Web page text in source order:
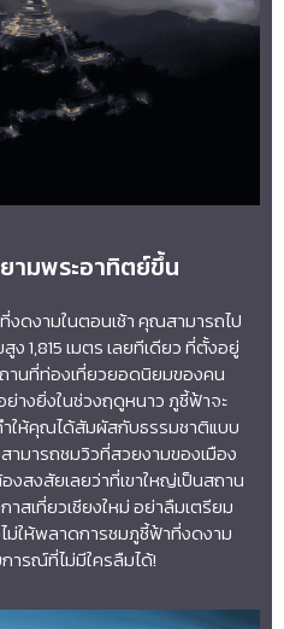
ามพระอาทิตย์ขึ้น
ดงามในตอนเช้า คุณสามารถไป
1,815 เมตร เลยทีเดียว ที่ตั้งอยู่
ถานที่ท่องเที่ยวยอดนิยมของคน
ย่างยิ่งในช่วงฤดูหนาว ภูชี้ฟ้าจะ
ให้คุณได้สัมผัสกับธรรมชาติแบบ
มารถชมวิวที่สวยงามของเมือง
งสงสัยเลยว่าที่เขาใหญ่เป็นสถาน
สเที่ยวเชียงใหม่ อย่าลืมเตรียม
ม่ให้พลาดการชมภูชี้ฟ้าที่งดงาม
ารณ์ที่ไม่มีใครลืมได้!